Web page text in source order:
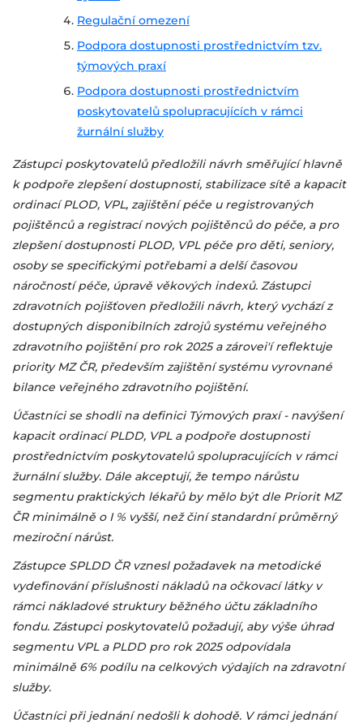
Regulační omezení
Podpora dostupnosti prostřednictvím tzv.
týmových praxí
Podpora dostupnosti prostřednictvím
poskytovatelů spolupracujících v rámci
žurnální služby
Zástupci poskytovatelů předložili návrh směřující hlavně
k podpoře zlepšení dostupnosti, stabilizace sítě a kapacit
ordinací PLOD, VPL, zajištění péče u registrovaných
pojištěnců a registrací nových pojištěnců do péče, a pro
zlepšení dostupnosti PLOD, VPL péče pro děti, seniory,
osoby se specifickými potřebami a delší časovou
náročností péče, úpravě věkových indexů. Zástupci
zdravotních pojišťoven předložili návrh, který vychází z
dostupných disponibilních zdrojů systému veřejného
zdravotního pojištění pro rok 2025 a zárovei'í reflektuje
priority MZ ČR, především zajištění systému vyrovnané
bilance veřejného zdravotního pojištění.
Účastníci se shodli na definici Týmových praxí - navýšení
kapacit ordinací PLDD, VPL a podpoře dostupnosti
prostřednictvím poskytovatelů spolupracujících v rámci
žurnální služby. Dále akceptují, že tempo nárůstu
segmentu praktických lékařů by mělo být dle Priorit MZ
ČR minimálně o I % vyšší, než činí standardní průměrný
meziroční nárůst.
Zástupce SPLDD ČR vznesl požadavek na metodické
vydefinování příslušnosti nákladů na očkovací látky v
rámci nákladové struktury běžného účtu základního
fondu. Zástupci poskytovatelů požadují, aby výše úhrad
segmentu VPL a PLDD pro rok 2025 odpovídala
minimálně 6% podílu na celkových výdajích na zdravotní
služby.
Účastníci při jednání nedošli k dohodě. V rámci jednání